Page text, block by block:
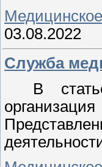
03.08.2022
Служба
В